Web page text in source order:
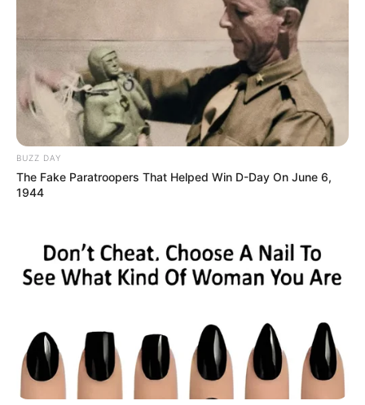
BUZZ DAY
The Fake Paratroopers That Helped Win D-Day On June 6,
1944